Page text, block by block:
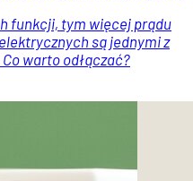
funkcji, tym więcej prądu
są jednymi z
warto odłączać?